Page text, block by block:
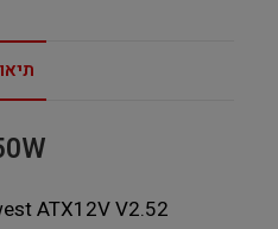
ATX12V V2.52